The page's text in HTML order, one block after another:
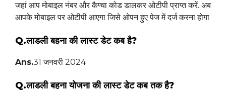
जहां आप मोबाइल नंबर और कैप्चा कोड डालकर ओटीपी प्राप्त करें. अब
आपके मोबाइल पर ओटीपी आएगा जिसे ओपन हुए पेज में दर्ज करना होगा
Q.लाडली बहना की लास्ट डेट कब है?
Ans.31 जनवरी 2024
Q.लाडली बहना योजना की लास्ट डेट कब तक है?